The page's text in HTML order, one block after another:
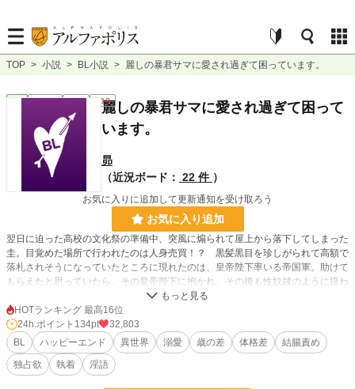
TOP > 小説 > BL小説 > 麗しの暴君サマに愛され過ぎて困っています。
BL 連載中 長編 R18
麗しの暴君サマに愛され過ぎて困って
います。
昴
（近況ボード： 22 件 ）
お気に入りに追加して更新通知を受け取ろう
お気に入り追加
翌日に迫った高校の文化祭の準備中、突風に煽られて屋上から落下してしまった
圭。目覚めた場所で行われたのは人身売買！？ 黒髪黒目を珍しがられて高額で
落札されそうになっていたところに現れたのは、皇帝陛下率いる帝国軍。助けて
もらえたと思っていたら、その皇帝陛下に抱かれ、その後も性奴隷のように扱わ
れる。しかし、徐々に2人の距離が近づいていき……。
執着強めドS皇帝陛下×元気系美少年（高校生）
※闇属性光腐女子が書いているので、たまに闇属性な展開混じります。
※エロを書きたいだけの奴が書いているので、性描写は比較的多めです。
HOTランキング 最高16位
24h.ポイント 134pt
32,803
BL
ハッピーエンド 異世界 溺愛 歳の差 体格差
結腸責め
独占欲
執着 淫語